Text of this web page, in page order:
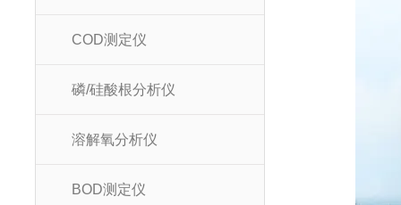
COD测定仪
磷/硅酸根分析仪
溶解氧分析仪
BOD测定仪